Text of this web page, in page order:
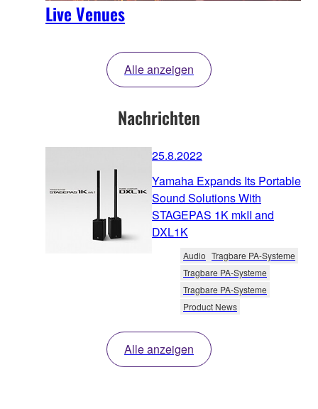
Live Venues
Alle anzeigen
Nachrichten
25.8.2022
Yamaha Expands Its Portable
Sound Solutions With
STAGEPAS 1K mkII and
DXL1K
Audio Tragbare PA-Systeme
Tragbare PA-Systeme
Tragbare PA-Systeme
Product News
Alle anzeigen